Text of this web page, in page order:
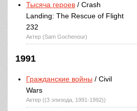
Тысяча героев / Crash
Landing: The Rescue of Flight
232
Актер (Sam Gochenour)
1991
Гражданские войны / Civil
Wars
Актер ((3 эпизода, 1991-1992))